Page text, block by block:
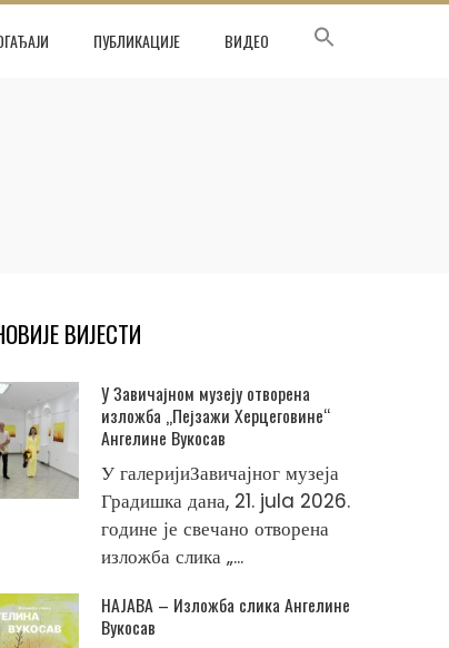
ПУБЛИКАЦИЈЕ ВИДЕО
ВИЈЕСТИ
У Завичајном музеју отворена
изложба „Пејзажи Херцеговине“
Ангелине Вукосав
У галеријиЗавичајног музеја
Градишка дана, 21. jula 2026.
године је свечано отворена
изложба слика „...
НАЈАВА – Изложба слика Ангелине
Вукосав